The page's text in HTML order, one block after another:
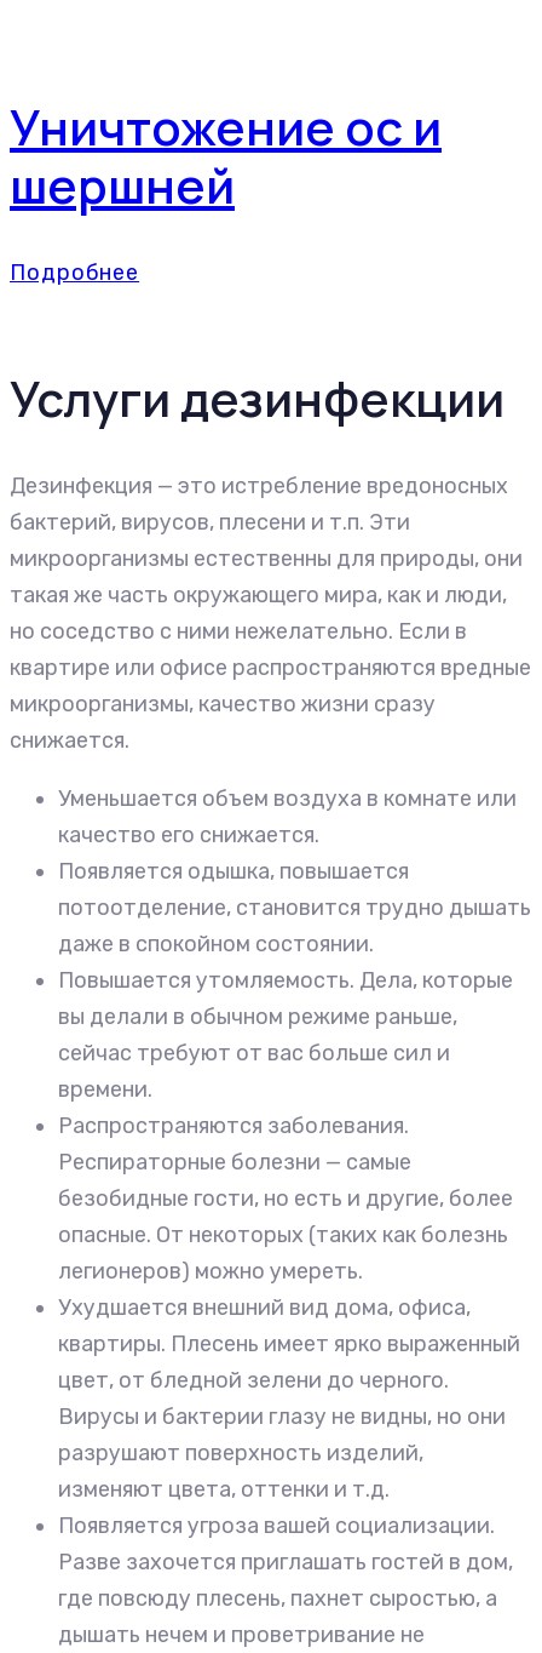
Уничтожение ос и
шершней
Подробнее
Услуги дезинфекции
Дезинфекция — это истребление вредоносных
бактерий, вирусов, плесени и т.п. Эти
микроорганизмы естественны для природы, они
такая же часть окружающего мира, как и люди,
но соседство с ними нежелательно. Если в
квартире или офисе распространяются вредные
микроорганизмы, качество жизни сразу
снижается.
Уменьшается объем воздуха в комнате или
качество его снижается.
Появляется одышка, повышается
потоотделение, становится трудно дышать
даже в спокойном состоянии.
Повышается утомляемость. Дела, которые
вы делали в обычном режиме раньше,
сейчас требуют от вас больше сил и
времени.
Распространяются заболевания.
Респираторные болезни — самые
безобидные гости, но есть и другие, более
опасные. От некоторых (таких как болезнь
легионеров) можно умереть.
Ухудшается внешний вид дома, офиса,
квартиры. Плесень имеет ярко выраженный
цвет, от бледной зелени до черного.
Вирусы и бактерии глазу не видны, но они
разрушают поверхность изделий,
изменяют цвета, оттенки и т.д.
Появляется угроза вашей социализации.
Разве захочется приглашать гостей в дом,
где повсюду плесень, пахнет сыростью, а
дышать нечем и проветривание не